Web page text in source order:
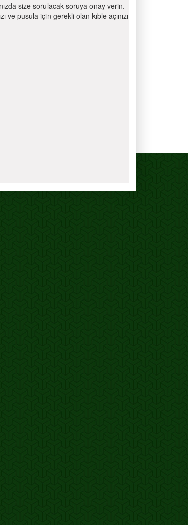
size sorulacak soruya onay verin.
pusula için gerekli olan kıble açınızı